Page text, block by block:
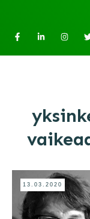
13.03.2020